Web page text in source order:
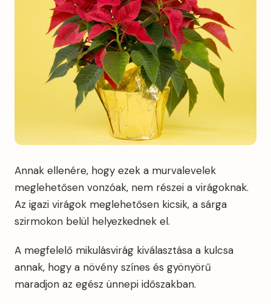
Annak ellenére, hogy ezek a murvalevelek
meglehetősen vonzóak, nem részei a virágoknak.
Az igazi virágok meglehetősen kicsik, a sárga
szirmokon belül helyezkednek el.
A megfelelő mikulásvirág kiválasztása a kulcsa
annak, hogy a növény színes és gyönyörű
maradjon az egész ünnepi időszakban.